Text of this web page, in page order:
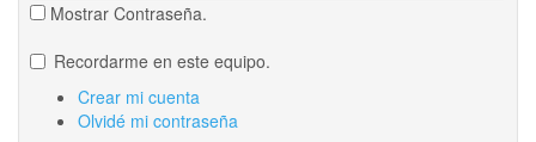
Mostrar Contraseña.
Recordarme en este equipo.
Crear mi cuenta
Olvidé mi contraseña